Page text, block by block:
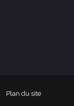
Plan du site